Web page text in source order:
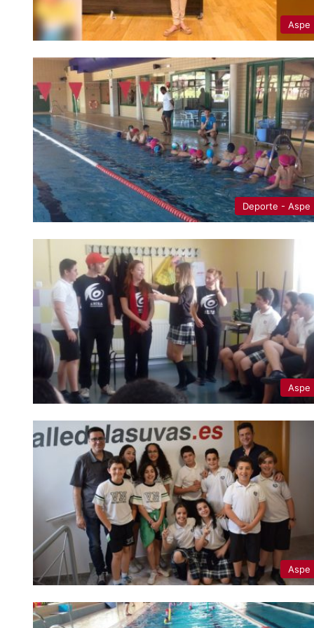
Aspe
Deporte - Aspe
Aspe
Aspe